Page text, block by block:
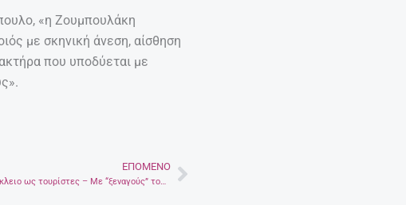
«η Ζουμπουλάκη
με σκηνική άνεση, αίσθηση
που υποδύεται με
ΕΠΌΜΕΝΟ
Γνωρίζοντας το Ηράκλειο ως τουρίστες – Με “ξεναγούς” τους Υabatravellers Next